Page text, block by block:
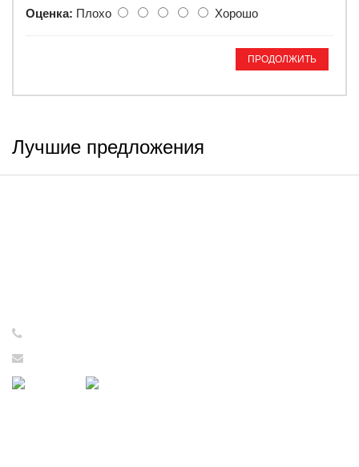
Оценка: Плохо Хорошо
ПРОДОЛЖИТЬ
Лучшие предложения